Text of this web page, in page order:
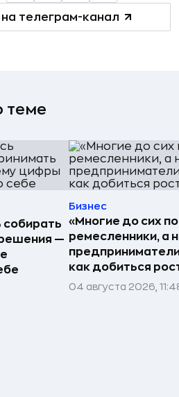
телеграм-канал
теме
собирать
—
Бизнес
«Многие до сих
ремесленники, а
как добиться
04 августа 2026,